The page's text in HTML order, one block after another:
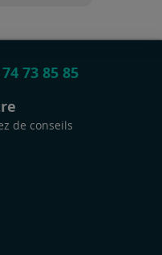
73 85 85
de conseils